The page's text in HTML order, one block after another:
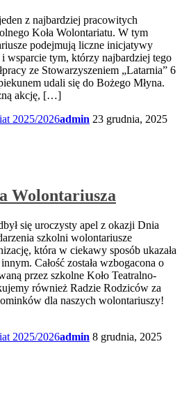
z najbardziej pracowitych
Koła Wolontariatu. W tym
podejmują liczne inicjatywy
wsparcie tym, którzy najbardziej tego
ze Stowarzyszeniem „Latarnia” 6
udali się do Bożego Młyna.
akcję, […]
2025/2026admin 23 grudnia, 2025
Wolontariusza
się uroczysty apel z okazji Dnia
szkolni wolontariusze
która w ciekawy sposób ukazała
Całość została wzbogacona o
przez szkolne Koło Teatralno-
również Radzie Rodziców za
dla naszych wolontariuszy!
2025/2026admin 8 grudnia, 2025